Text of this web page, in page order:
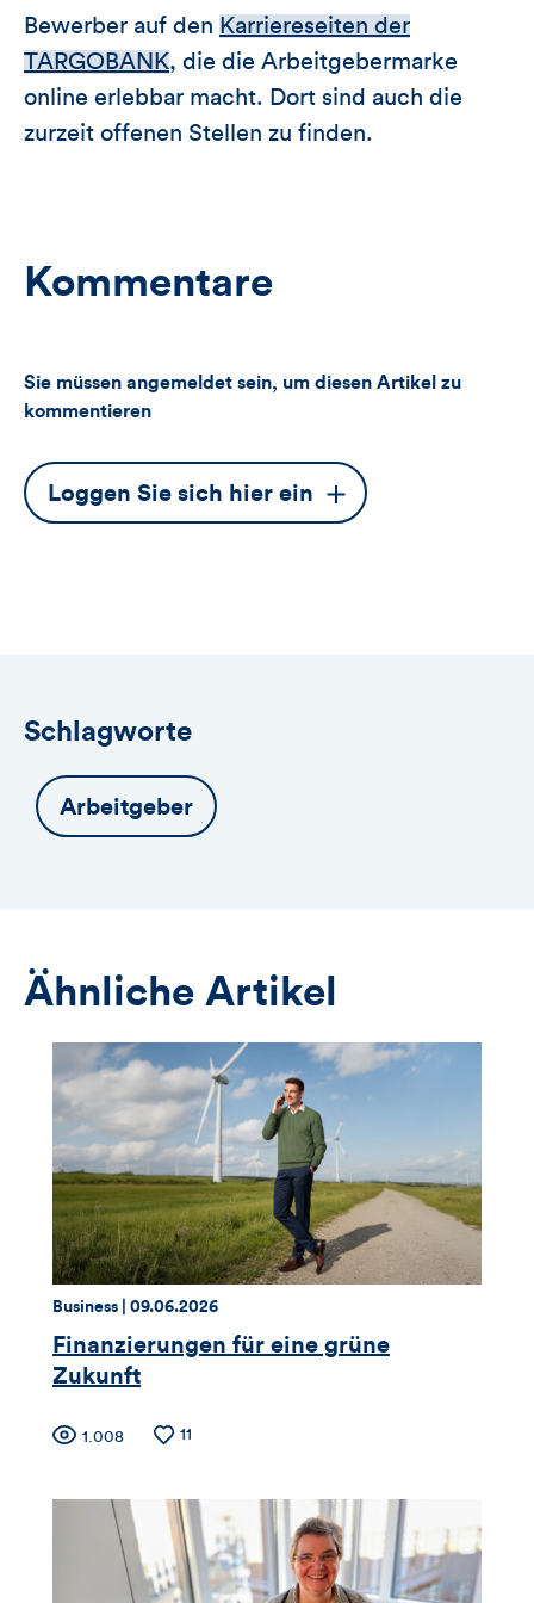
Bewerber auf den Karriereseiten der
TARGOBANK, die die Arbeitgebermarke
online erlebbar macht. Dort sind auch die
zurzeit offenen Stellen zu finden.
Kommentare
Sie müssen angemeldet sein, um diesen Artikel zu
kommentieren
Dieser
Button
Loggen Sie sich hier ein
Schlagworte
Arbeitgeber
Ähnliche Artikel
Thema:
Business | Datum:
09.06.2026
Finanzierungen für eine grüne
Zukunft
Zähler
für
Views,
Anzahl1.008
Anzahl
11